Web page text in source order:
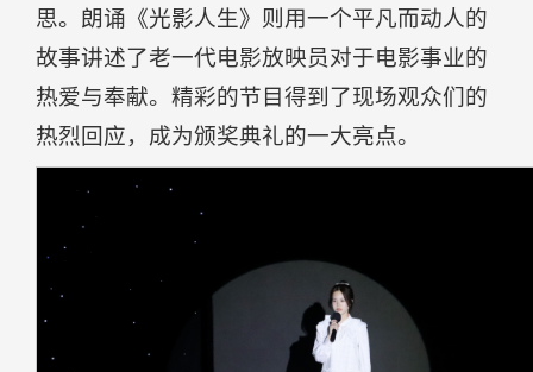
思。朗诵《光影人生》则用一个平凡而动人的
故事讲述了老一代电影放映员对于电影事业的
热爱与奉献。精彩的节目得到了现场观众们的
热烈回应，成为颁奖典礼的一大亮点。